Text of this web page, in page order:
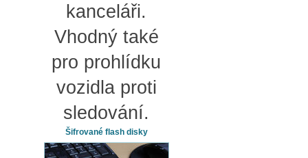
kanceláři.
Vhodný také
pro prohlídku
vozidla proti
sledování.
Šifrované flash disky